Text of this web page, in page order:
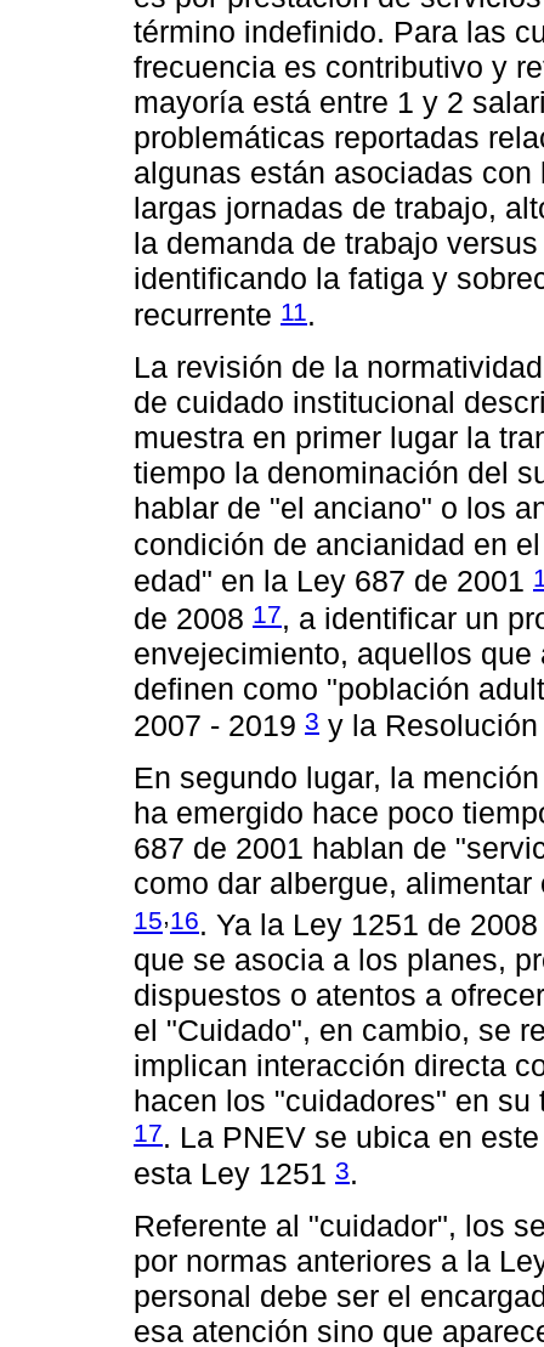
término indefinido. Para las
frecuencia es contributivo y
mayoría está entre 1 y 2
problemáticas reportadas
algunas están asociadas
largas jornadas de trabajo,
la demanda de trabajo
identificando la fatiga y
recurrente 11 .
La revisión de la
de cuidado institucional
muestra en primer lugar la
tiempo la denominación del
hablar de "el anciano" o los
condición de ancianidad en
edad" en la Ley 687 de 2001
de 2008 17, a identificar un
envejecimiento, aquellos
definen como "población
2007 - 2019 3 y la
En segundo lugar, la
ha emergido hace poco
687 de 2001 hablan de
como dar albergue,
15,16. Ya la Ley 1251 de
que se asocia a los planes,
dispuestos o atentos a
el "Cuidado", en cambio, se
implican interacción directa
hacen los "cuidadores" en
17. La PNEV se ubica en
esta Ley 1251 3.
Referente al "cuidador", los
por normas anteriores a la
personal debe ser el
esa atención sino que